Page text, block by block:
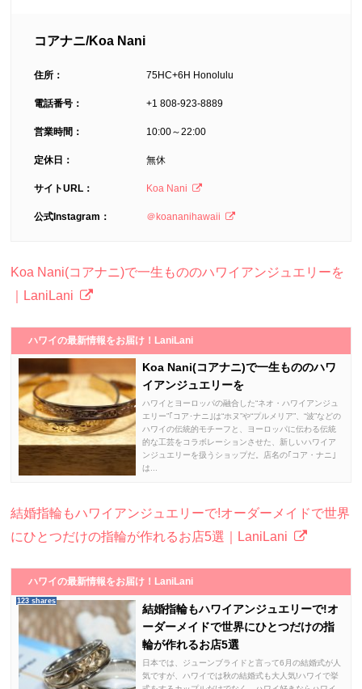
コアナニ/Koa Nani
住所： 75HC+6H Honolulu
電話番号： +1 808-923-8889
営業時間： 10:00～22:00
定休日： 無休
サイトURL： Koa Nani
公式Instagram： ＠koananihawaii
Koa Nani(コアナニ)で一生もののハワイアンジュエリーを
｜LaniLani
ハワイの最新情報をお届け！LaniLani
Koa Nani(コアナニ)で一生もののハワ
イアンジュエリーを
ハワイとヨーロッパの融合した“ネオ・ハワイアンジュ
エリー”｢コア･ナニ｣は“ホヌ”や“プルメリア”、“波”などの
ハワイの伝統的モチーフと、ヨーロッパに伝わる伝統
的な工芸をコラボレーションさせた、新しいハワイア
ンジュエリーを扱うショップだ。店名の｢コア・ナニ｣
は...
結婚指輪もハワイアンジュエリーで!オーダーメイドで世界
にひとつだけの指輪が作れるお店5選｜LaniLani
ハワイの最新情報をお届け！LaniLani
123 shares
結婚指輪もハワイアンジュエリーで!オ
ーダーメイドで世界にひとつだけの指
輪が作れるお店5選
日本では、ジューンブライドと言って6月の結婚式が人
気ですが、ハワイでは秋の結婚式も大人気!ハワイで挙